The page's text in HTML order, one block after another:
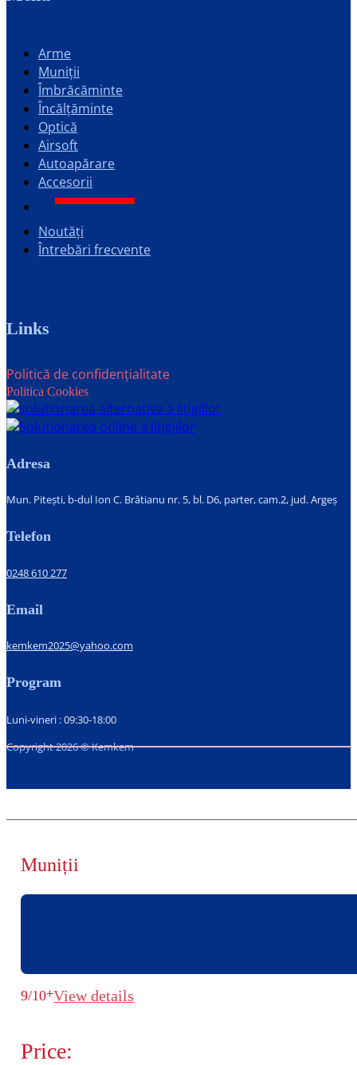
Arme
Muniții
Îmbrăcăminte
Încălțăminte
Optică
Airsoft
Autoapărare
Accesorii
Noutăți
Întrebări frecvente
Links
Politică de confidențialitate
Politica Cookies
Adresa
Mun. Pitești, b-dul Ion C. Brătianu nr. 5, bl. D6, parter, cam.2, jud. Argeș
Telefon
0248 610 277
Email
kemkem2025@yahoo.com
Program
Luni-vineri : 09:30-18:00
Copyright 2026 © Kemkem
Muniții
9/10+View details
Price: